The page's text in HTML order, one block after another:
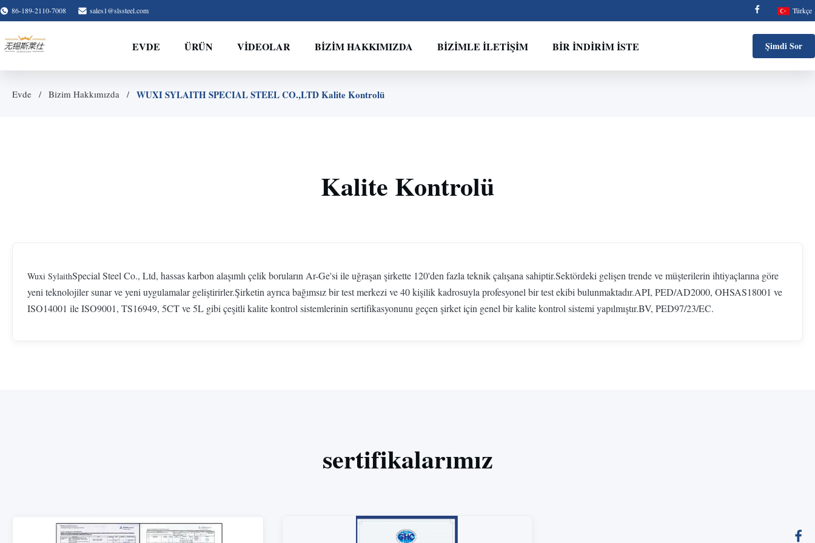
86-189-2110-7008 sales1@slssteel.com Türkçe
EVDE ÜRÜN VIDEOLAR BIZIM HAKKIMIZDA BIZIMLE İLETIŞIM BIR İNDIRIM İSTE Şimdi Sor
Evde Bizim Hakkımızda WUXI SYLAITH SPECIAL STEEL CO.,LTD Kalite Kontrolü
Kalite Kontrolü
Wuxi SylaithSpecial Steel Co., Ltd, hassas karbon alaşımlı çelik boruların Ar-Ge'si ile uğraşan şirkette 120'den fazla teknik çalışana sahiptir.Sektördeki gelişen trende ve müşterilerin ihtiyaçlarına göre
yeni teknolojiler sunar ve yeni uygulamalar geliştirirler.Şirketin ayrıca bağımsız bir test merkezi ve 40 kişilik kadrosuyla profesyonel bir test ekibi bulunmaktadır.API, PED/AD2000, OHSAS18001 ve
ISO14001 ile ISO9001, TS16949, 5CT ve 5L gibi çeşitli kalite kontrol sistemlerinin sertifikasyonunu geçen şirket için genel bir kalite kontrol sistemi yapılmıştır.BV, PED97/23/EC.
sertifikalarımız